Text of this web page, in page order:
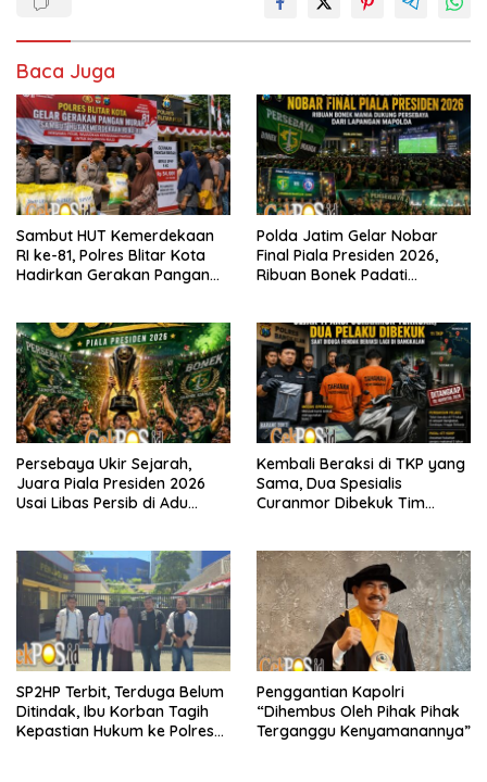
Baca Juga
Sambut HUT Kemerdekaan
RI ke-81, Polres Blitar Kota
Hadirkan Gerakan Pangan
Polda Jatim Gelar Nobar
Final Piala Presiden 2026,
Ribuan Bonek Padati
Persebaya Ukir Sejarah,
Juara Piala Presiden 2026
Usai Libas Persib di Adu
Kembali Beraksi di TKP yang
Sama, Dua Spesialis
Curanmor Dibekuk Tim
SP2HP Terbit, Terduga Belum
Ditindak, Ibu Korban Tagih
Kepastian Hukum ke Polres
Penggantian Kapolri
“Dihembus Oleh Pihak Pihak
Terganggu Kenyamanannya”